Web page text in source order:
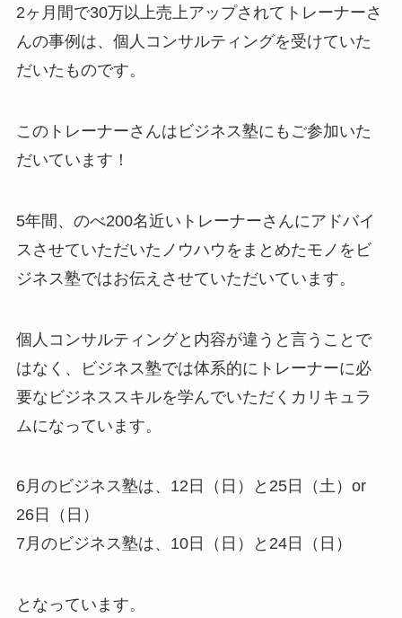
2ヶ月間で30万以上売上アップされてトレーナーさ
んの事例は、個人コンサルティングを受けていた
だいたものです。
このトレーナーさんはビジネス塾にもご参加いた
だいています！
5年間、のべ200名近いトレーナーさんにアドバイ
スさせていただいたノウハウをまとめたモノをビ
ジネス塾ではお伝えさせていただいています。
個人コンサルティングと内容が違うと言うことで
はなく、ビジネス塾では体系的にトレーナーに必
要なビジネススキルを学んでいただくカリキュラ
ムになっています。
6月のビジネス塾は、12日（日）と25日（土）or
26日（日）
7月のビジネス塾は、10日（日）と24日（日）
となっています。